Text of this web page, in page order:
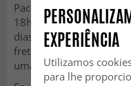
Pacotes padrão são
18h00 no endereço
dias úteis. Todos os
frete gratuito. Para
uma taxa de envio de
EXPERIÊNCIA
Utilizamos
para lhe